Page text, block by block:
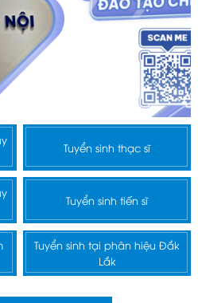
Tuyển sinh thạc sĩ
Tuyển sinh tiến sĩ
Tuyển sinh tại phân hiệu Đắk
Lắk